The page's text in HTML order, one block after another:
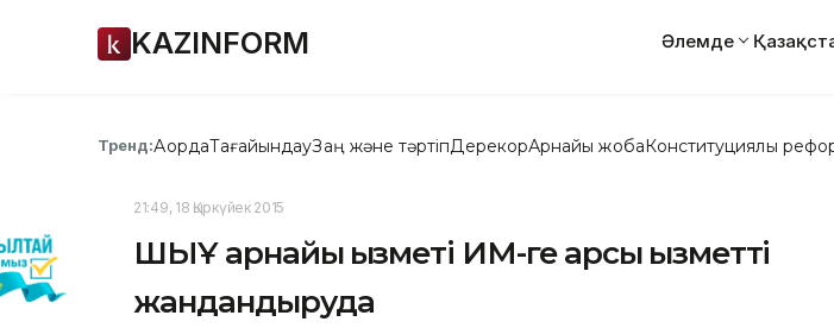
KAZINFORM Әлемде
Тренд:АқордаТағайындауЗаң және тәртіпДерекқорАрнайы жобаКонституциялық
21:49, 18 Қыркүйек 2015
ШЫҰ арнайы қызметі ИМ-ге қарсы қызметті
жандандыруда